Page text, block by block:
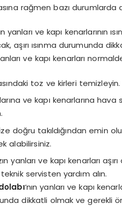
rağmen bazı
yanları ve kapı kenarlarının
aşırı ısınma durumunda
yanları ve kapı kenarları
toz ve kirleri
ve kapı kenarlarına
doğru takıldığından emin
alabilirsiniz.
yanları ve kapı kenarları
servisten yardım alın.
‘nın yanları ve kapı
dikkatli olmak ve